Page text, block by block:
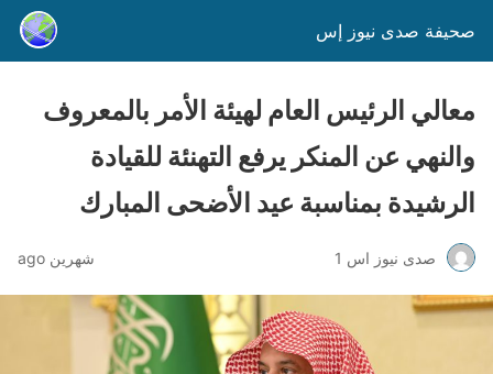
صحيفة صدى نيوز إس
معالي الرئيس العام لهيئة الأمر بالمعروف
والنهي عن المنكر يرفع التهنئة للقيادة
الرشيدة بمناسبة عيد الأضحى المبارك
صدى نيوز اس 1 شهرين ago